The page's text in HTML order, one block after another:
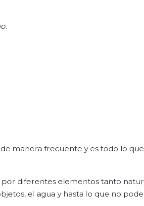
manera frecuente y es todo lo
diferentes elementos tanto
el agua y hasta lo que no